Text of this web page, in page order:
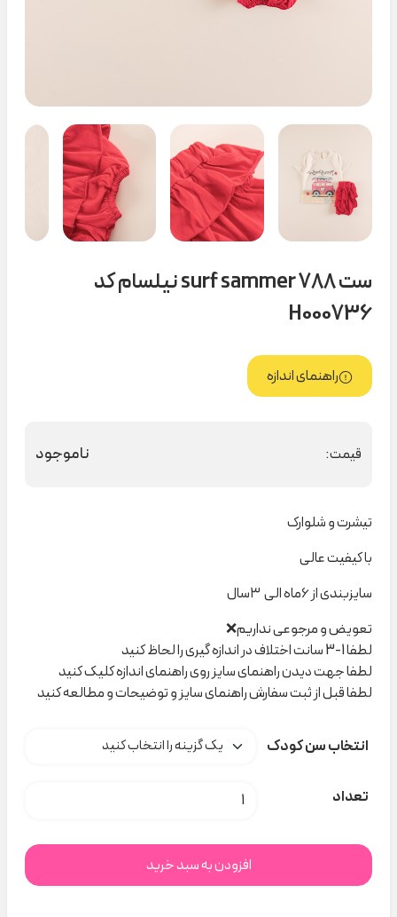
ست surf sammer ۷۸۸ نیلسام کد
H000736
راهنمای اندازه
قیمت: ناموجود
تیشرت و شلوارک
با کیفیت عالی
سایزبندی از ۶ماه الی ۳سال
تعویض و مرجوعی نداریم❌
لطفا 1-3 سانت اختلاف در اندازه گیری را لحاظ کنید
لطفا جهت دیدن راهنمای سایز روی راهنمای اندازه کلیک کنید
لطفا قبل از ثبت سفارش راهنمای سایز و توضیحات و مطالعه کنید
انتخاب سن کودک
تعداد ست surf sammer ۷۸۸ نیلسام کد H000736 عدد
افزودن به سبد خرید